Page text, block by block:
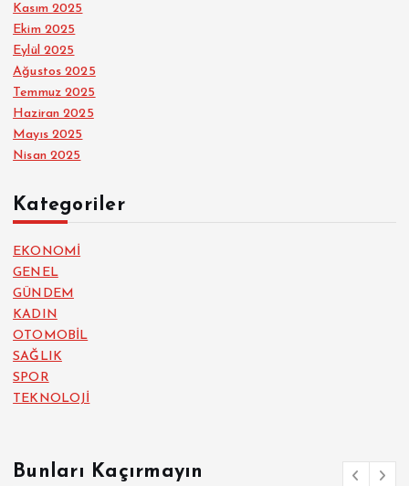
Kasım 2025
Ekim 2025
Eylül 2025
Ağustos 2025
Temmuz 2025
Haziran 2025
Mayıs 2025
Nisan 2025
Kategoriler
EKONOMİ
GENEL
GÜNDEM
KADIN
OTOMOBİL
SAĞLIK
SPOR
TEKNOLOJİ
Bunları Kaçırmayın